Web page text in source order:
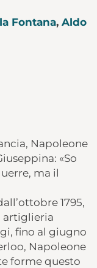
Fontana, Aldo
Napoleone
«So
ma il
1795,
artiglieria
fino al giugno
Napoleone
forme questo